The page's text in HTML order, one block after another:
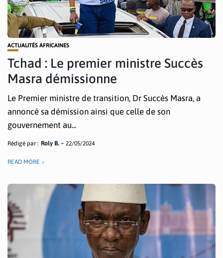
ACTUALITÉS AFRICAINES
Tchad : Le premier ministre Succès
Masra démissionne
Le Premier ministre de transition, Dr Succès Masra, a
annoncé sa démission ainsi que celle de son
gouvernement au...
Rédigé par : Roly B. 22/05/2024
READ MORE